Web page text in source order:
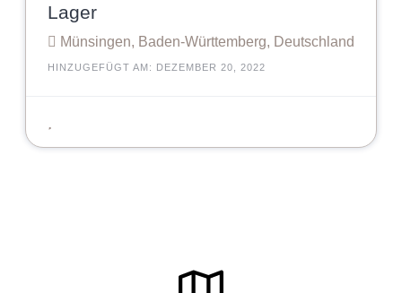
Lager
Münsingen, Baden-Württemberg, Deutschland
HINZUGEFÜGT AM: DEZEMBER 20, 2022